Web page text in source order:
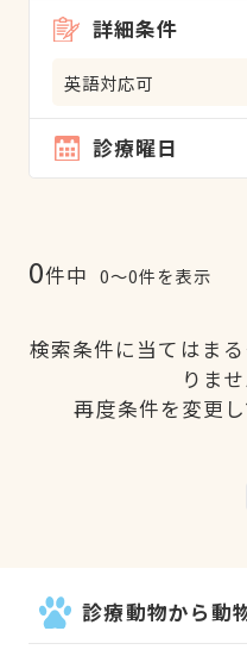
詳細条件
英語対応可
診療曜日
0件中 0〜0件を表示
検索条件に当てはま
りま
再度条件を変更し
診療動物から動